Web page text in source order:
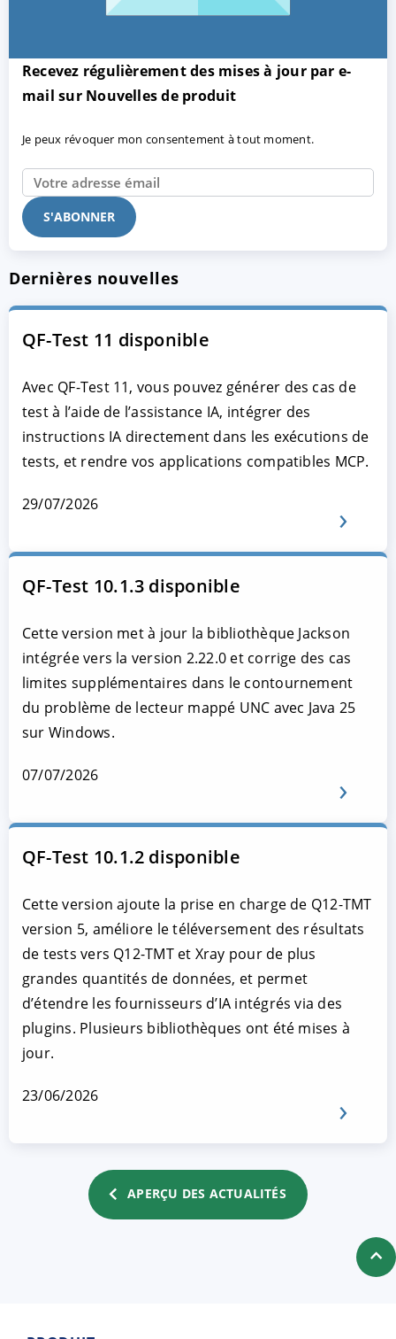
Recevez régulièrement des mises à jour par e-
mail sur Nouvelles de produit
Je peux révoquer mon consentement à tout moment.
Dernières nouvelles
QF-Test 11 disponible
Avec QF-Test 11, vous pouvez générer des cas de
test à l’aide de l’assistance IA, intégrer des
instructions IA directement dans les exécutions de
tests, et rendre vos applications compatibles MCP.
29/07/2026
QF-Test 10.1.3 disponible
Cette version met à jour la bibliothèque Jackson
intégrée vers la version 2.22.0 et corrige des cas
limites supplémentaires dans le contournement
du problème de lecteur mappé UNC avec Java 25
sur Windows.
07/07/2026
QF-Test 10.1.2 disponible
Cette version ajoute la prise en charge de Q12-TMT
version 5, améliore le téléversement des résultats
de tests vers Q12-TMT et Xray pour de plus
grandes quantités de données, et permet
d’étendre les fournisseurs d’IA intégrés via des
plugins. Plusieurs bibliothèques ont été mises à
jour.
23/06/2026
APERÇU DES ACTUALITÉS